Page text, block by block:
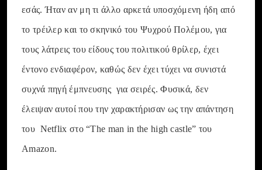
εσάς. Ήταν αν μη τι άλλο αρκετά υποσχόμενη ήδη από
το τρέιλερ και το σκηνικό του Ψυχρού Πολέμου, για
τους λάτρεις του είδους του πολιτικού θρίλερ, έχει
έντονο ενδιαφέρον, καθώς δεν έχει τύχει να συνιστά
συχνά πηγή έμπνευσης για σειρές. Φυσικά, δεν
έλειψαν αυτοί που την χαρακτήρισαν ως την απάντηση
του Netflix στο “The man in the high castle” του
Amazon.